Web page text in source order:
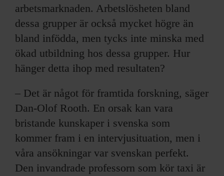
arbetsmarknaden. Arbetslösheten bland
dessa grupper är också mycket högre än
bland infödda, men tycks inte minska med
ökad utbildning hos dessa grupper. Hur
hänger detta ihop med resultaten?
– Det är något för fram­tida forskning, säger
Dan-Olof Rooth. En orsak kan vara
bristande kunskaper i svenska som
kommer fram i en intervjusituation, men i
våra ansökningar var svenskan perfekt.
Den invandrade professorn som kör taxi är